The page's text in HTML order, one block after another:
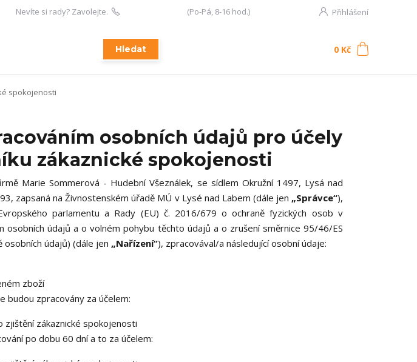
Přihlášení
Hledat
Nevíte si rady? Zavolejte. (Po-Pá, 8-16 hod.)
0 Kč
spokojenosti
osobních údajů pro účely
zákaznické spokojenosti
Marie Sommerová - Hudební Všeználek, se sídlem Okružní 1497, Lysá nad
zapsaná na Živnostenském úřadě MÚ v Lysé nad Labem (dále jen „Správce“),
parlamentu a Rady (EU) č. 2016/679 o ochraně fyzických osob v
osobních údajů a o volném pohybu těchto údajů a o zrušení směrnice 95/46/ES
osobních údajů) (dále jen „Nařízení“), zpracovával/a následující osobní údaje:
zboží
budou zpracovány za účelem:
zjištění zákaznické spokojenosti
po dobu 60 dní a to za účelem: